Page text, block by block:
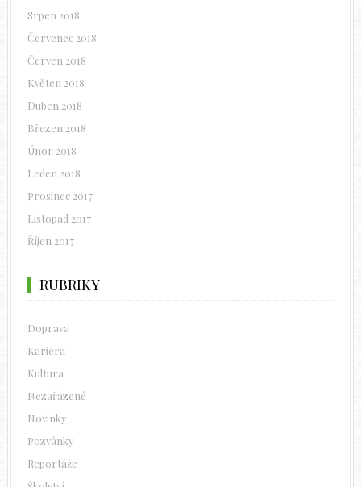
Srpen 2018
Červenec 2018
Červen 2018
Květen 2018
Duben 2018
Březen 2018
Únor 2018
Leden 2018
Prosinec 2017
Listopad 2017
Říjen 2017
RUBRIKY
Doprava
Kariéra
Kultura
Nezařazené
Novinky
Pozvánky
Reportáže